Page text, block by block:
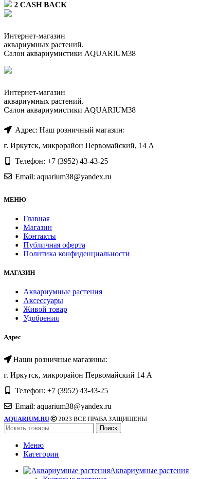
2 CASH BACK
Интернет-магазин
аквариумных растений.
Салон аквариумистики AQUARIUM38
Интернет-магазин
аквариумных растений.
Салон аквариумистики AQUARIUM38
Адрес: Наш розничный магазин:
г. Иркутск, микрорайон Первомайский, 14 А
Телефон: +7 (3952) 43-43-25
Email: aquarium38@yandex.ru
МЕНЮ
Главная
Магазин
Контакты
Публичная оферта
Политика конфиденциальности
МАГАЗИН
Аквариумные растения
Аксессуары
Живой товар
Удобрения
Адрес
Наши розничные магазины:
г. Иркутск, микрорайон Первомайский 14 А
Телефон: +7 (3952) 43-43-25
Email: aquarium38@yandex.ru
AQUARIUM.RU
2023 ВСЕ ПРАВА ЗАЩИЩЕНЫ
Поиск
Меню
Категории
Аквариумные растения